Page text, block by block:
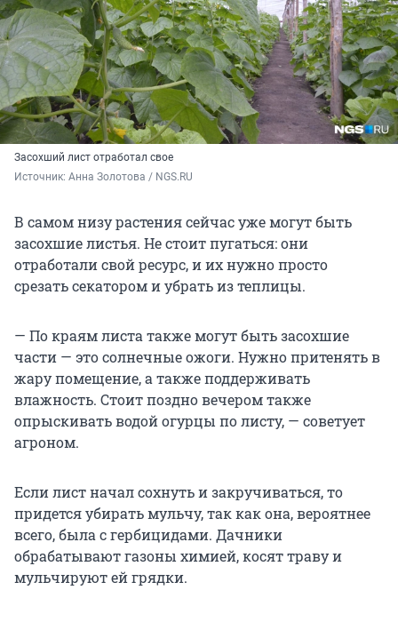
Засохший лист отработал свое
Источник: Анна Золотова / NGS.RU
В самом низу растения сейчас уже могут быть
засохшие листья. Не стоит пугаться: они
отработали свой ресурс, и их нужно просто
срезать секатором и убрать из теплицы.
— По краям листа также могут быть засохшие
части — это солнечные ожоги. Нужно притенять в
жару помещение, а также поддерживать
влажность. Стоит поздно вечером также
опрыскивать водой огурцы по листу, — советует
агроном.
Если лист начал сохнуть и закручиваться, то
придется убирать мульчу, так как она, вероятнее
всего, была с гербицидами. Дачники
обрабатывают газоны химией, косят траву и
мульчируют ей грядки.